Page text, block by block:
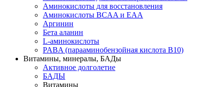
Аминокислоты для восстановления
Аминокислоты BCAA и EAA
Аргинин
Бета аланин
L-аминокислоты
PABA (парааминобензойная кислота В10)
Витамины, минералы, БАДы
Активное долголетие
БАДЫ
Витамины